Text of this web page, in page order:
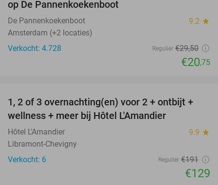
op De Pannenkoekenboot
De Pannenkoekenboot 9.2 star
Amsterdam (+2 locaties)
Verkocht: 4.728
Regulier €29,50
€20,75
32%
TODAY
1, 2 of 3 overnachting(en) voor 2 + ontbijt +
wellness + meer bij Hôtel L'Amandier
Hôtel L'Amandier 9.9 star
Libramont-Chevigny
Verkocht: 6
Regulier €191
€129